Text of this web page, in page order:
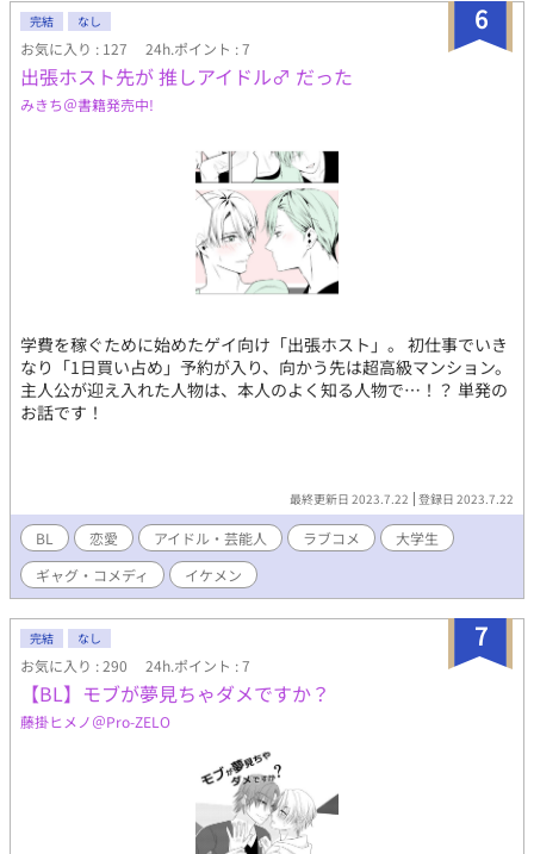
6
完結 なし
お気に入り : 127 24h.ポイント : 7
出張ホスト先が 推しアイドル♂ だった
みきち＠書籍発売中!
学費を稼ぐために始めたゲイ向け「出張ホスト」。 初仕事でいき
なり「1日買い占め」予約が入り、向かう先は超高級マンション。
主人公が迎え入れた人物は、本人のよく知る人物で…！？ 単発の
お話です！
最終更新日 2023.7.22 登録日 2023.7.22
BL 恋愛 アイドル・芸能人 ラブコメ
大学生
ギャグ・コメディ
イケメン
7
完結 なし
お気に入り : 290 24h.ポイント : 7
【BL】モブが夢見ちゃダメですか？
藤掛ヒメノ＠Pro-ZELO